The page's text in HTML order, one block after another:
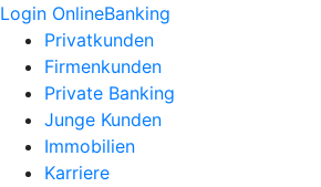
Login OnlineBanking
Privatkunden
Firmenkunden
Private Banking
Junge Kunden
Immobilien
Karriere